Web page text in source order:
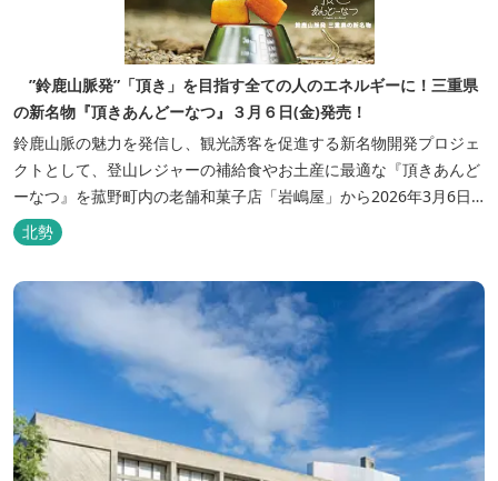
”鈴鹿山脈発”「頂き」を目指す全ての人のエネルギーに！三重県
の新名物『頂きあんどーなつ』３月６日(金)発売！
鈴鹿山脈の魅力を発信し、観光誘客を促進する新名物開発プロジェ
クトとして、登山レジャーの補給食やお土産に最適な『頂きあんど
ーなつ』を菰野町内の老舗和菓子店「岩嶋屋」から2026年3月6日
（金）より販売を開始いたしました。 ■商品コンセプト：自分だけ
の「頂き」を目指す人を応援 「山に登る目的が人それぞれであるよ
うに、仕事や人生の目標（頂き）も人それぞれ。どんな『頂き』を
目指す人も、頑...
北勢